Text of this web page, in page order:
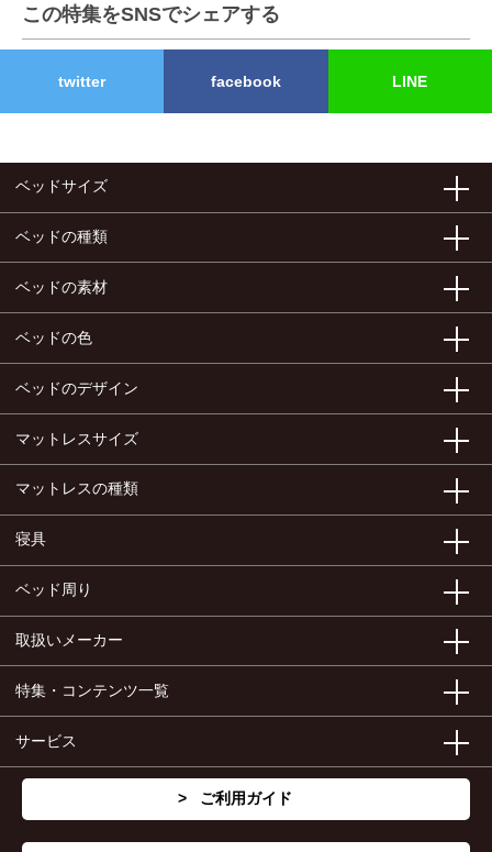
この特集をSNSでシェアする
twitter facebook LINE
ベッドサイズ
ベッドの種類
ベッドの素材
ベッドの色
ベッドのデザイン
マットレスサイズ
マットレスの種類
寝具
ベッド周り
取扱いメーカー
特集・コンテンツ一覧
サービス
ご利用ガイド